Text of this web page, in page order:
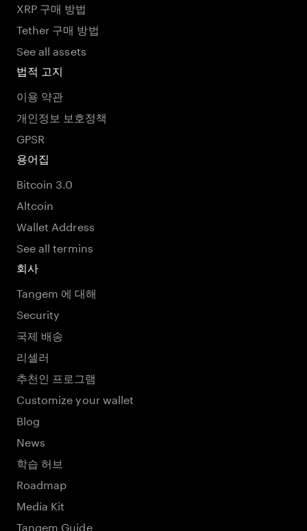
XRP 구매 방법
Tether 구매 방법
See all assets
법적 고지
이용 약관
개인정보 보호정책
GPSR
용어집
Bitcoin 3.0
Altcoin
Wallet Address
See all termins
회사
Tangem 에 대해
Security
국제 배송
리셀러
추천인 프로그램
Customize your wallet
Blog
News
학습 허브
Roadmap
Media Kit
Tangem Guide